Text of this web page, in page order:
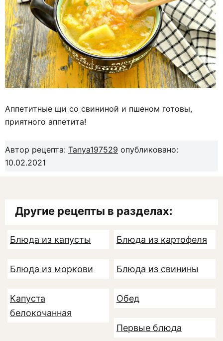
Аппетитные щи со свининой и пшеном готовы,
приятного аппетита!
Автор рецепта: Tanya197529 опубликовано:
10.02.2021
Другие рецепты в разделах:
Блюда из капусты Блюда из картофеля
Блюда из моркови Блюда из свинины
Капуста
белокочанная
Обед
Первые блюда